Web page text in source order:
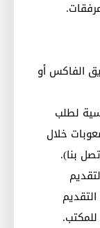
.
الفاكس أو
لطلب
خلال
بنا).
للمكتب.